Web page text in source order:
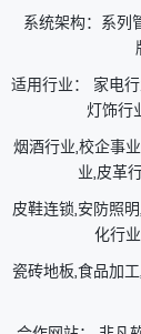
系统架构：系列
适用行业： 家电
灯饰行
烟酒行业,校企事
业,皮革
皮鞋连锁,安防照
化行
瓷砖地板,食品加